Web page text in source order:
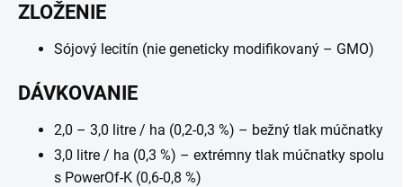
ZLOŽENIE
Sójový lecitín (nie geneticky modifikovaný – GMO)
DÁVKOVANIE
2,0 – 3,0 litre / ha (0,2-0,3 %) – bežný tlak múčnatky
3,0 litre / ha (0,3 %) – extrémny tlak múčnatky spolu
s PowerOf-K (0,6-0,8 %)